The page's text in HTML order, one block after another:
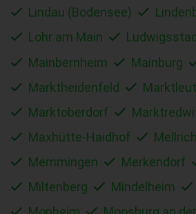
Lindau (Bodensee)
Lohr am Main
Mainbernheim Mainburg
Marktheidenfeld
Marktoberdorf
Maxhütte-Haidhof
Memmingen
Merkendorf
Miltenberg
Mindelheim